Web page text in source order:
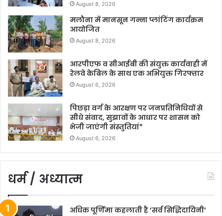
August 8, 2026
मलौना में मानसून गन्ना प्लांटिंग कार्यक्रम
आयोजित
August 8, 2026
आरपीएफ व सीआईबी की संयुक्त कार्यवाही में
रेलवे केबिल के साथ एक अभियुक्त गिरफ्तार
August 6, 2026
पिछड़ा वर्ग के आरक्षण पर जनप्रतिनिधियों से
सीधे संवाद, सुझावों के आधार पर शासन को
भेजी जाएंगी संस्तुतियां*
August 6, 2026
धर्म / अध्यात्म
अधिक पूर्णिमा कहलाती है ‘सर्व सिद्धिदायिनी’